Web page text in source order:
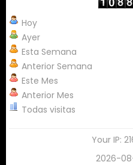
Hoy
Ayer
Esta Semana
Anterior Semana
Este Mes
Anterior Mes
Todas visitas
Your IP:
2026-